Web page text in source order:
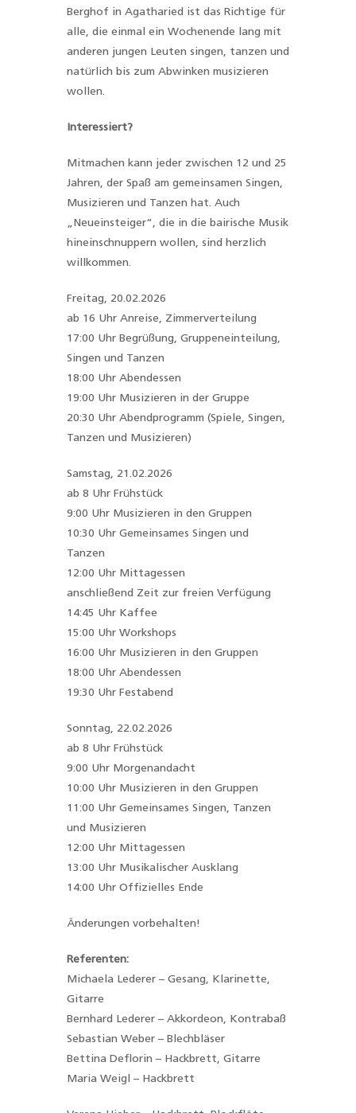
Berghof in Agatharied ist das Richtige für
alle, die einmal ein Wochenende lang mit
anderen jungen Leuten singen, tanzen und
natürlich bis zum Abwinken musizieren
wollen.
Interessiert?
Mitmachen kann jeder zwischen 12 und 25
Jahren, der Spaß am gemeinsamen Singen,
Musizieren und Tanzen hat. Auch
„Neueinsteiger“, die in die bairische Musik
hineinschnuppern wollen, sind herzlich
willkommen.
Freitag, 20.02.2026
ab 16 Uhr Anreise, Zimmerverteilung
17:00 Uhr Begrüßung, Gruppeneinteilung,
Singen und Tanzen
18:00 Uhr Abendessen
19:00 Uhr Musizieren in der Gruppe
20:30 Uhr Abendprogramm (Spiele, Singen,
Tanzen und Musizieren)
Samstag, 21.02.2026
ab 8 Uhr Frühstück
9:00 Uhr Musizieren in den Gruppen
10:30 Uhr Gemeinsames Singen und
Tanzen
12:00 Uhr Mittagessen
anschließend Zeit zur freien Verfügung
14:45 Uhr Kaffee
15:00 Uhr Workshops
16:00 Uhr Musizieren in den Gruppen
18:00 Uhr Abendessen
19:30 Uhr Festabend
Sonntag, 22.02.2026
ab 8 Uhr Frühstück
9:00 Uhr Morgenandacht
10:00 Uhr Musizieren in den Gruppen
11:00 Uhr Gemeinsames Singen, Tanzen
und Musizieren
12:00 Uhr Mittagessen
13:00 Uhr Musikalischer Ausklang
14:00 Uhr Offizielles Ende
Änderungen vorbehalten!
Referenten:
Michaela Lederer – Gesang, Klarinette,
Gitarre
Bernhard Lederer – Akkordeon, Kontrabaß
Sebastian Weber – Blechbläser
Bettina Deflorin – Hackbrett, Gitarre
Maria Weigl – Hackbrett